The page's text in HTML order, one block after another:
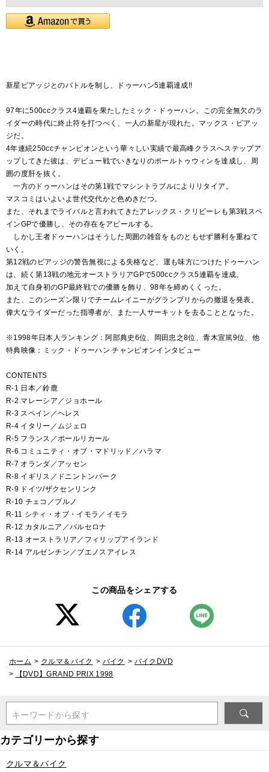
新星ビアッジとのバトルを制し、ドゥーハン5連覇達成!!
97年に500ccクラス4連覇を果たしたミック・ドゥーハン。この完全無欠のラ
イダーの時代に終止符を打つべく、一人の新星が現れた。マックス・ビアッ
ジだ。
4年連続250ccチャンピオンという華々しい実績で最高峰クラスへステップア
ップしてきた彼は、デビュー戦でいきなりのポールトゥウィンを達成し、周
囲の度肝を抜く。
一方のドゥーハンはその第1戦でマシントラブルによりリタイア。
マスコミはいよいよ世代交代かと色めきだつ。
また、それまでライバルと言われてきたアレックス・クリビーレも第3戦スペ
インGPで優勝し、その存在をアピールする。
しかし王者ドゥーハンはそうした周囲の雑音をものともせず勝利を重ねて
いく。
第12戦のビアッジの警告無視による失格など、運も味方につけたドゥーハン
は、続く第13戦の地元オーストラリアGPで500ccクラス5連覇を達成。
加えて自身初のGP最終戦での優勝を飾り、98年を締めくくった。
また、このシーズン限りでチームレイニーがグランプリからの撤退を発表。
偉大なライダーだった指導者が、また一人サーキットを去ることとなった。
※1998年日本人ランキング：阿部典史6位、岡田忠之8位、青木宣篤9位、他
特典映像：ミック・ドゥーハン チャンピオンインタビュー
CONTENTS
R-1 日本／鈴鹿
R-2 マレーシア／ジョホール
R-3 スペイン／ヘレス
R-4 イタリー／ムジェロ
R-5 フランス／ポールリカール
R-6 コミュニティ・オブ・マドリッド／ハラマ
R-7 オランダ／アッセン
R-8 イギリス／ドニントンパーク
R-9 ドイツ/ザクセンリンク
R-10 チェコ／ブルノ
R-11 シティ・オブ・イモラ／イモラ
R-12 カタルニア／バルセロナ
R-13 オーストラリア／フィリップアイランド
R-14 アルゼンチン／ブエノスアイレス
この商品をシェアする
ホーム > クルマ＆バイク > バイク > バイクDVD
>
【DVD】GRAND PRIX 1998
キーワードから探す
クルマ＆バイク